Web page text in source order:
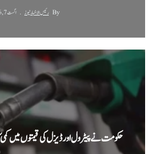
By رئیس الاخبار نیوز اگست 7, 2026
حکومت نے پیٹرول اور ڈیزل کی قیمتوں میں کمی